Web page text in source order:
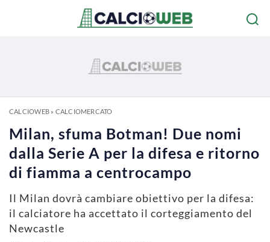
CALCIOWEB» CALCIOMERCATO
Milan, sfuma Botman! Due nomi
dalla Serie A per la difesa e ritorno
di fiamma a centrocampo
Il Milan dovrà cambiare obiettivo per la difesa:
il calciatore ha accettato il corteggiamento del
Newcastle